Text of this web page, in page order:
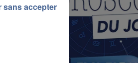
sans accepter